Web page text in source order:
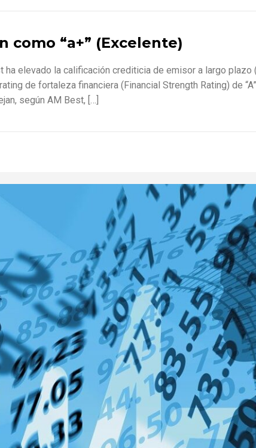
como “a+” (Excelente)
elevado la calificación crediticia de emisor a largo
de fortaleza financiera (Financial Strength Rating) de
según AM Best, […]